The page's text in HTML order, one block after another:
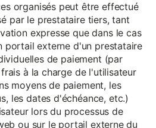
organisés peut être effectué
par le prestataire tiers, tant
expresse que dans le cas
portail externe d'un prestataire
de paiement (par
à la charge de l'utilisateur
moyens de paiement, les
les dates d'échéance, etc.)
lors du processus de
ou sur le portail externe du